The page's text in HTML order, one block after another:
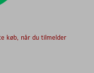
køb, når du tilmelder